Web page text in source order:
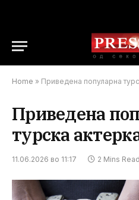
Home » Приведена популарна
Приведена
турска
11.06.2026 во 11:17 2 Mins Read